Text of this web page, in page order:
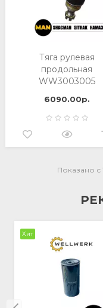
Тяга рулевая
продольная
WW3003005
6090.00р.
Показано с
Хит